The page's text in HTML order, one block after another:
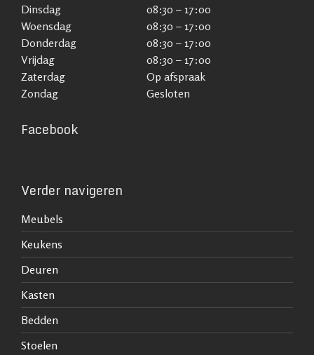
Dinsdag
08:30 – 17:00
Woensdag
08:30 – 17:00
Donderdag
08:30 – 17:00
Vrijdag
08:30 – 17:00
Zaterdag
Op afspraak
Zondag
Gesloten
Facebook
Verder navigeren
Meubels
Keukens
Deuren
Kasten
Bedden
Stoelen